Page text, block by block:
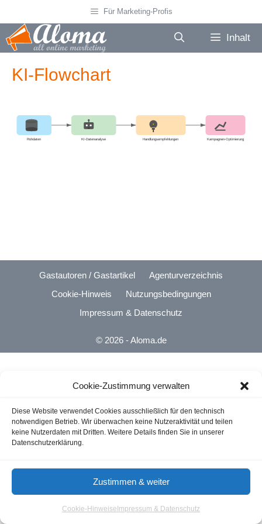
Cookie-Zustimmung verwalten
Diese Website verwendet Cookies ausschließlich für den technisch
notwendigen Betrieb. Wir überwachen keine Nutzeraktivität und teilen
keine Nutzerdaten mit Dritten. Weitere Details finden Sie in unserer
Datenschutzerklärung.
Zustimmen & weiter
Cookie-Hinweise Impressum & Datenschutz
Inhalt
springen
Für Marketing-Profis
Inhalt
KI-Flowchart
Gastautoren / Gastartikel
Agenturverzeichnis
Cookie-Hinweis
Nutzungsbedingungen
Impressum & Datenschutz
© 2026 - Aloma.de